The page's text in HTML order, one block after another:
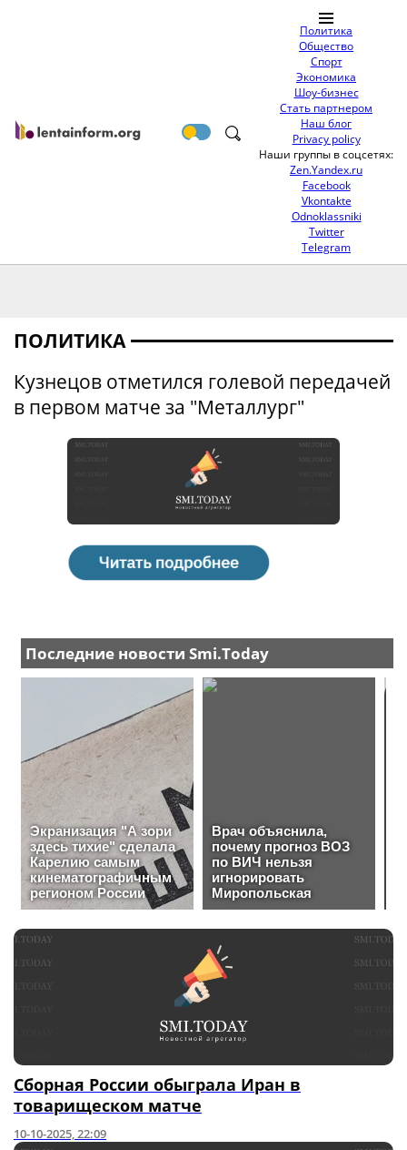
Политика
Общество
Спорт
Экономика
Шоу-бизнес
Стать партнером
Наш блог
Privacy policy
Наши группы в соцсетях:
Zen.Yandex.ru
Facebook
Vkontakte
Odnoklassniki
Twitter
Telegram
ПОЛИТИКА
Кузнецов отметился голевой передачей
в первом матче за "Металлург"
Сборная России обыграла Иран в
товарищеском матче
10-10-2025, 22:09